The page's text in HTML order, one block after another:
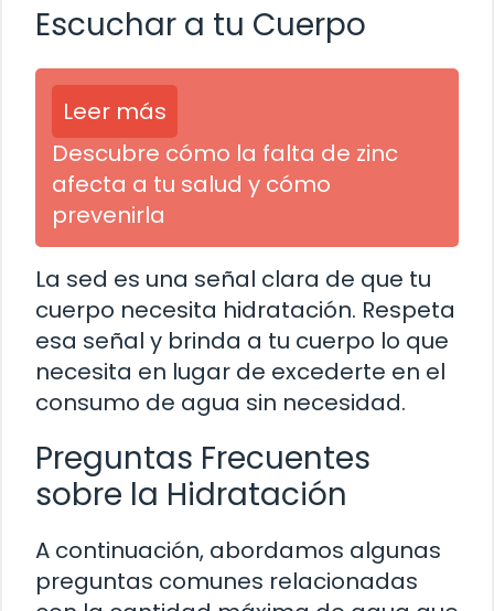
Escuchar a tu Cuerpo
Leer más
Descubre cómo la falta de zinc
afecta a tu salud y cómo
prevenirla
La sed es una señal clara de que tu
cuerpo necesita hidratación. Respeta
esa señal y brinda a tu cuerpo lo que
necesita en lugar de excederte en el
consumo de agua sin necesidad.
Preguntas Frecuentes
sobre la Hidratación
A continuación, abordamos algunas
preguntas comunes relacionadas